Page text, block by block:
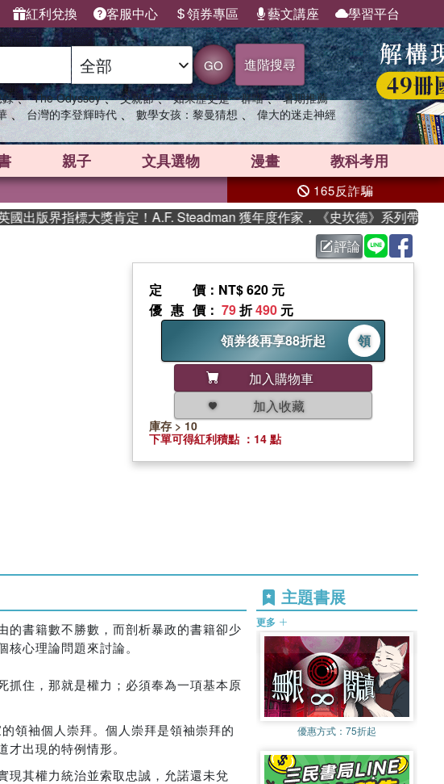
紅利兌換 客服中心 領券專區 藝文講座 學習平台
GO 進階搜尋
、 The Odyssey 、 父親節 、 如果歷史是一群喵 、 暑期推薦
、 台灣的李登輝時代 、 數學女孩：黎曼猜想 、 偉大的迷走神經
親子 文具選物 漫畫 教科考用
165反詐騙
版界指標大獎肯定！A.F. Steadman 獲年度作家，《史坎德》系列帶你踏上熱
評論
定價 ：NT$ 620 元
優惠價 ： 79折490 元
領券後再享88折起
領
加入購物車
加入收藏
庫存 > 10
下單可得紅利積點 ：14 點
的書籍數不勝數，而剖析暴政的書籍卻少
心理論問題來討論。
抓住，那就是權力；必須奉為一項基本原
領袖個人崇拜。個人崇拜是領袖崇拜的
出現的特例情形。
現其權力統治並索取忠誠，允諾還未兌
主題書展
更多
優惠方式： 75折起